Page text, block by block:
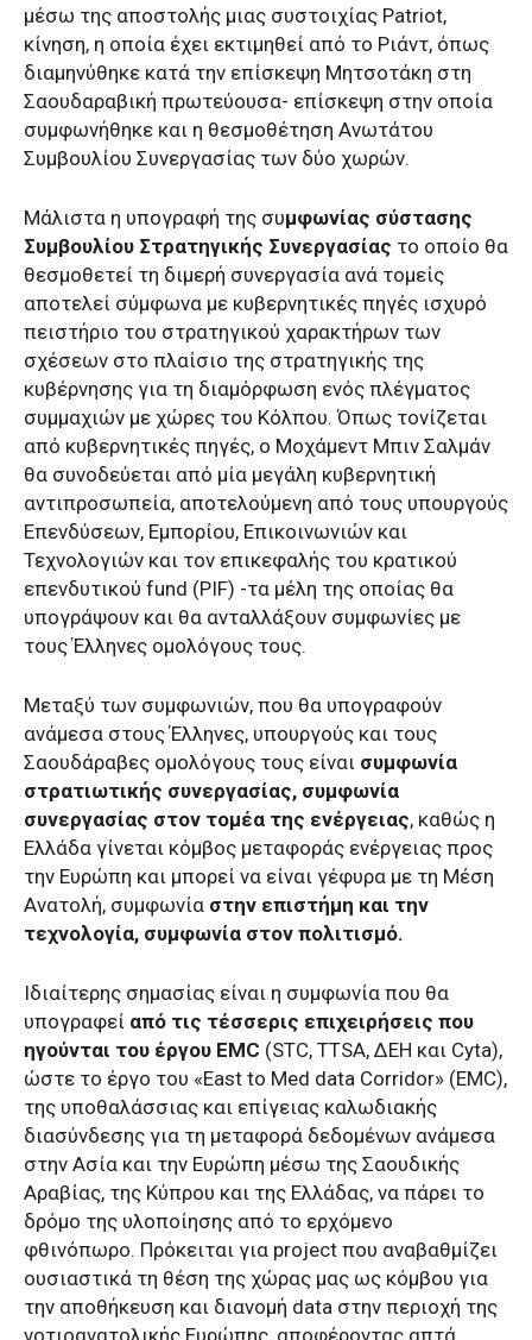
μέσω της αποστολής μιας συστοιχίας Patriot,
κίνηση, η οποία έχει εκτιμηθεί από το Ριάντ, όπως
διαμηνύθηκε κατά την επίσκεψη Μητσοτάκη στη
Σαουδαραβική πρωτεύουσα- επίσκεψη στην οποία
συμφωνήθηκε και η θεσμοθέτηση Ανωτάτου
Συμβουλίου Συνεργασίας των δύο χωρών.
Μάλιστα η υπογραφή της συμφωνίας σύστασης
Συμβουλίου Στρατηγικής Συνεργασίας το οποίο θα
θεσμοθετεί τη διμερή συνεργασία ανά τομείς
αποτελεί σύμφωνα με κυβερνητικές πηγές ισχυρό
πειστήριο του στρατηγικού χαρακτήρων των
σχέσεων στο πλαίσιο της στρατηγικής της
κυβέρνησης για τη διαμόρφωση ενός πλέγματος
συμμαχιών με χώρες του Κόλπου. Όπως τονίζεται
από κυβερνητικές πηγές, ο Μοχάμεντ Μπιν Σαλμάν
θα συνοδεύεται από μία μεγάλη κυβερνητική
αντιπροσωπεία, αποτελούμενη από τους υπουργούς
Επενδύσεων, Εμπορίου, Επικοινωνιών και
Τεχνολογιών και τον επικεφαλής του κρατικού
επενδυτικού fund (PIF) -τα μέλη της οποίας θα
υπογράψουν και θα ανταλλάξουν συμφωνίες με
τους Έλληνες ομολόγους τους.
Μεταξύ των συμφωνιών, που θα υπογραφούν
ανάμεσα στους Έλληνες, υπουργούς και τους
Σαουδάραβες ομολόγους τους είναι συμφωνία
στρατιωτικής συνεργασίας, συμφωνία
συνεργασίας στον τομέα της ενέργειας, καθώς η
Ελλάδα γίνεται κόμβος μεταφοράς ενέργειας προς
την Ευρώπη και μπορεί να είναι γέφυρα με τη Μέση
Ανατολή, συμφωνία στην επιστήμη και την
τεχνολογία, συμφωνία στον πολιτισμό.
Ιδιαίτερης σημασίας είναι η συμφωνία που θα
υπογραφεί από τις τέσσερις επιχειρήσεις που
ηγούνται του έργου EMC (STC, TTSA, ΔΕΗ και Cyta),
ώστε το έργο του «East to Med data Corridor» (EMC),
της υποθαλάσσιας και επίγειας καλωδιακής
διασύνδεσης για τη μεταφορά δεδομένων ανάμεσα
στην Ασία και την Ευρώπη μέσω της Σαουδικής
Αραβίας, της Κύπρου και της Ελλάδας, να πάρει το
δρόμο της υλοποίησης από το ερχόμενο
φθινόπωρο. Πρόκειται για project που αναβαθμίζει
ουσιαστικά τη θέση της χώρας μας ως κόμβου για
την αποθήκευση και διανομή data στην περιοχή της
νοτιοανατολικής Ευρώπης, αποφέροντας απτά